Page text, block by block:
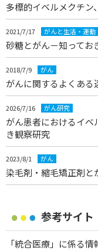
多標的イベルメクチン
2021/7/17 がんと生活・運動
砂糖とがん－知ってお
2018/7/9 がん
がんに関するよくある
2026/7/16 がん研究
がん患者におけるイ
き観察研究
2023/8/1 がん
染毛剤・縮毛矯正剤と
参考サイト
「統合医療」に係る